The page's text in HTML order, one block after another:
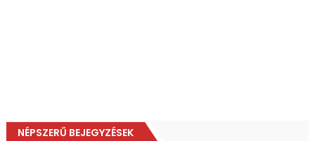
NÉPSZERŰ BEJEGYZÉSEK